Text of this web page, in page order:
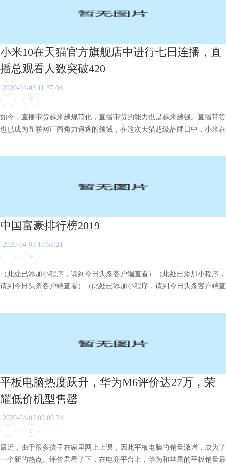
小米10在天猫官方旗舰店中进行七日连播，直
播总观看人数突破420
2020-04-03 11:57:06
如今，直播带货越来越规范化，直播带货的能力也是越来越强。直播带货
也已成为互联网厂商角力追逐的领域，在这次天猫超级品牌日中，小米在
中国富豪排行榜2019
2020-04-03 10:58:21
（此处已添加小程序，请到今日头条客户端查看）（此处已添加小程序，
请到今日头条客户端查看）（此处已添加小程序，请到今日头条客户端查
平板电脑热度跃升，华为M6评价达27万，荣
耀低价机型售罄
2020-04-03 09:09:34
最近，由于很多孩子在家里网上上课，因此平板电脑的销量激增，成为了
一个新的热点。评价君看了下，在电商平台上，华为和苹果的平板销量最